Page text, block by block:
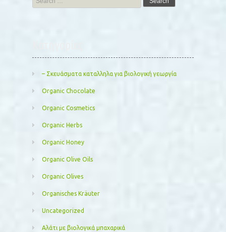
for:
– Σκευάσματα καταλληλα για βιολογική γεωργία
Organic Chocolate
Organic Cosmetics
Organic Herbs
Organic Honey
Organic Olive Oils
Organic Olives
Organisches Kräuter
Uncategorized
Αλάτι με βιολογικά μπαχαρικά